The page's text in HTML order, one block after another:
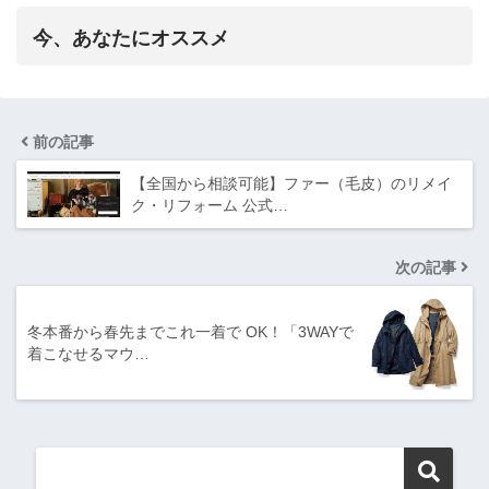
今、あなたにオススメ
前の記事
【全国から相談可能】ファー（毛皮）のリメイ
ク・リフォーム 公式…
次の記事
冬本番から春先までこれ一着で OK！「3WAYで
着こなせるマウ…